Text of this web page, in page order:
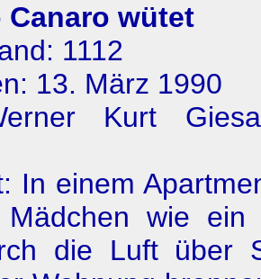
Canaro wütet
1112
13. März 1990
Kurt
In einem
wie
die Luft über